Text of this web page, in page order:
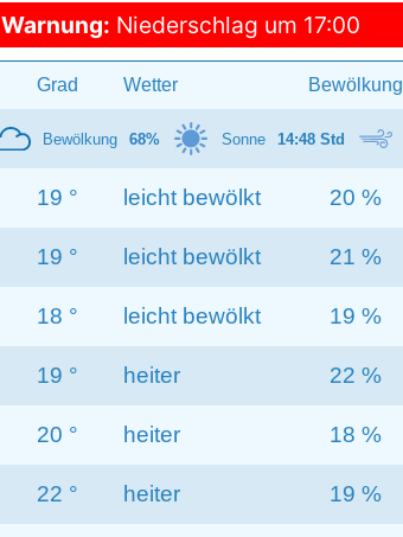
Warnung: Niederschlag um 17:00
Grad Wetter Bewölkung
Bewölkung 68% Sonne 14:48 Std
19 ° leicht bewölkt 20 %
19 ° leicht bewölkt 21 %
18 ° leicht bewölkt 19 %
19 ° heiter 22 %
20 ° heiter 18 %
22 ° heiter 19 %